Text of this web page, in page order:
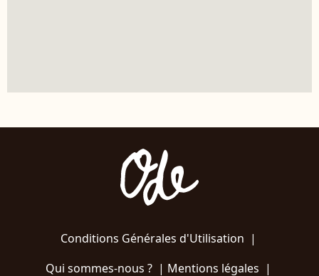
Conditions Générales d'Utilisation |
Qui sommes-nous ?| Mentions légales |